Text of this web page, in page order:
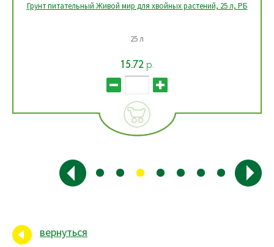
Грунт питательный Живой мир для хвойных растений, 25 л, РБ
25 л
15.72р.
вернуться